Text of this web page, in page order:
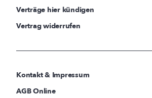
Verträge hier kündigen
Vertrag widerrufen
Kontakt & Impressum
AGB Online